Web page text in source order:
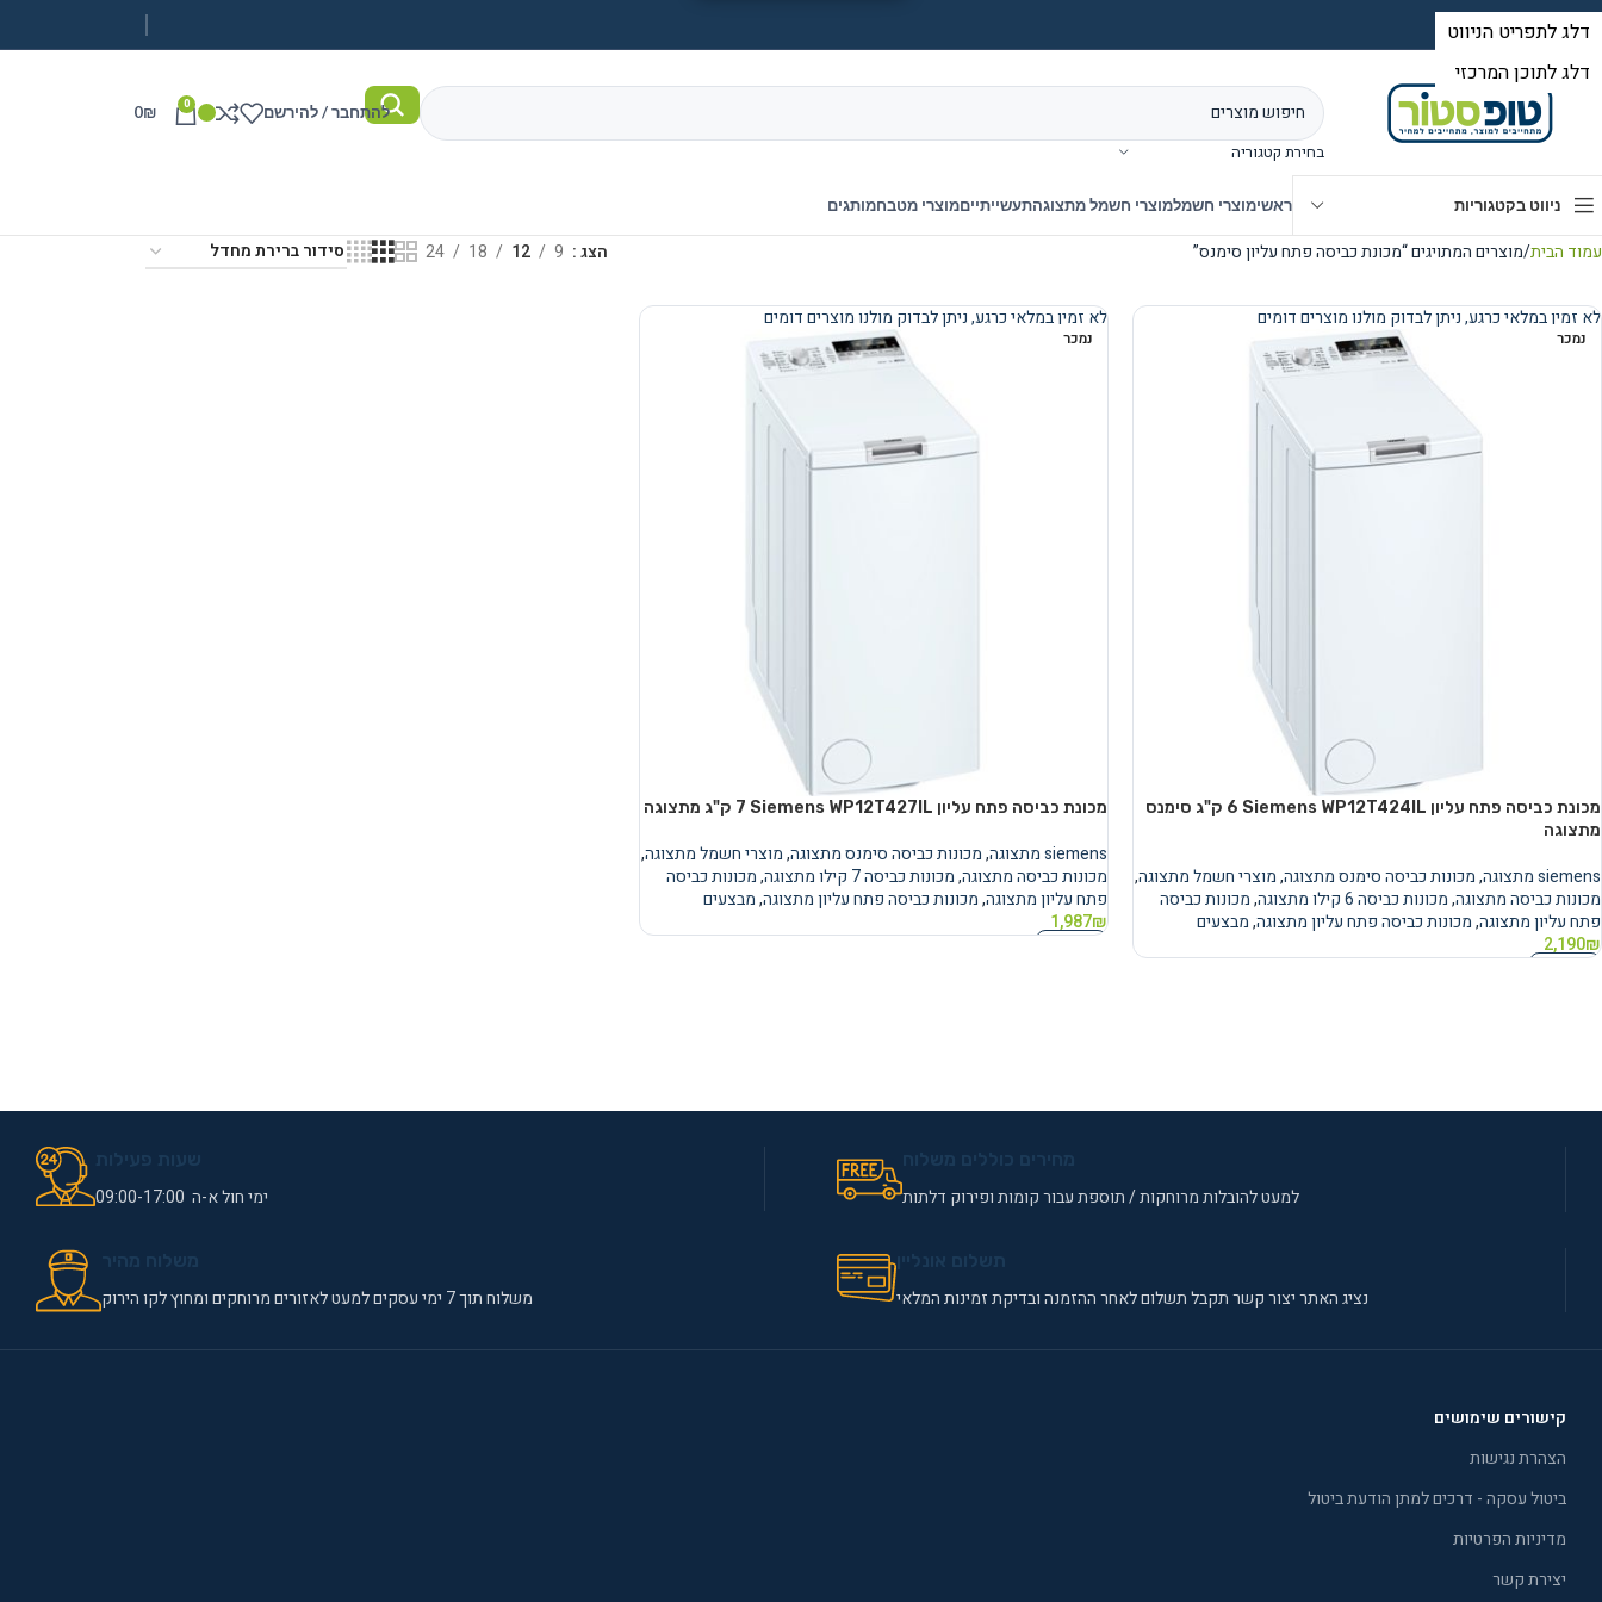
בחירת קטגוריה
להתחבר / להירשם 0
0₪
ניווט בקטגוריות ראשימוצרי חשמלמוצרי חשמל מתצוגהתעשייתייםמוצרי מטבחמותגים
עמוד הבית מוצרים המתויגים “מכונת כביסה פתח עליון סימנס” הצג 9
12
18
24
נמכר
לא זמין במלאי כרגע, ניתן לבדוק מולנו מוצרים דומים
מכונת כביסה פתח עליון Siemens WP12T424IL ‏6 ‏ק"ג סימנס
מתצוגה
siemens מתצוגה ,מכונות כביסה סימנס מתצוגה,מוצרי חשמל מתצוגה,
מכונות כביסה מתצוגה,מכונות כביסה 6 קילו מתצוגה ,מכונות כביסה
פתח עליון מתצוגה,מכונות כביסה פתח עליון מתצוגה,מבצעים
2,190₪
מידע נוסף
נמכר
לא זמין במלאי כרגע, ניתן לבדוק מולנו מוצרים דומים
מכונת כביסה פתח עליון Siemens WP12T427IL ‏7 ‏ק"ג מתצוגה
siemens מתצוגה ,מכונות כביסה סימנס מתצוגה,מוצרי חשמל מתצוגה,
מכונות כביסה מתצוגה,מכונות כביסה 7 קילו מתצוגה ,מכונות כביסה
פתח עליון מתצוגה,מכונות כביסה פתח עליון מתצוגה,מבצעים
1,987₪
מידע נוסף
למעט להובלות מרוחקות / תוספת עבור קומות ופירוק דלתות ימי חול א-ה 09:00-17:00
נציג האתר יצור קשר תקבל תשלום לאחר ההזמנה ובדיקת זמינות המלאי משלוח תוך 7 ימי עסקים למעט לאזורים מרוחקים ומחוץ לקו הירוק
קישורים שימושים
הצהרת נגישות
ביטול עסקה - דרכים למתן הודעת ביטול
מדיניות הפרטיות
יצירת קשר